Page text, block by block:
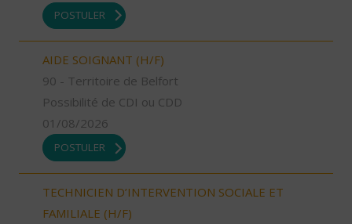
POSTULER
AIDE SOIGNANT (H/F)
90 - Territoire de Belfort
Possibilité de CDI ou CDD
01/08/2026
POSTULER
TECHNICIEN D’INTERVENTION SOCIALE ET
FAMILIALE (H/F)